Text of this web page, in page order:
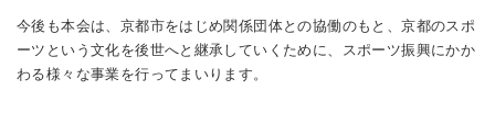
今後も本会は、京都市をはじめ関係団体との協働のもと、京都のスポ
ーツという文化を後世へと継承していくために、スポーツ振興にかか
わる様々な事業を行ってまいります。